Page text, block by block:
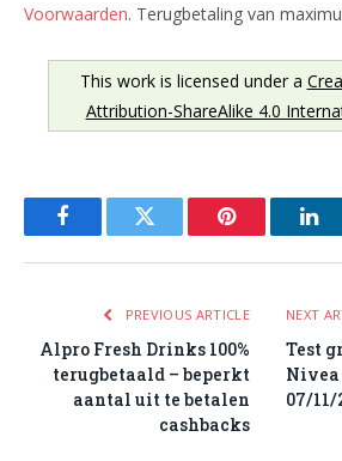
Voorwaarden. Terugbetaling van
This work is licensed under a
Attribution-ShareAlike 4.0
FacebookTwitter Pinterest
PREVIOUS ARTICLE
Alpro Fresh Drinks 100%
terugbetaald – beperkt
aantal uit te betalen
cashbacks
NEXT
Test
Nivea
07/11/